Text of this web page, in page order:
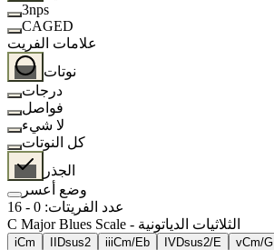
3nps
CAGED
علامات الفريت
نوتات
درجات
فواصل
لا شيء
كل النوتات
الجذر
وضع أعسر
عدد الفريتات:
0
-
16
C Major Blues Scale - الثلاثيات الدياتونية
iCm Dsus2 iiiCm/Eb IVDsus2/E vCm/G